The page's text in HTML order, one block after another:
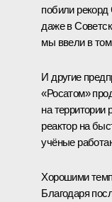
побили рекорд
даже в
мы ввели в том
И другие
«Росатом»
на территории
реактор на
учёные
Хорошими
Благодаря